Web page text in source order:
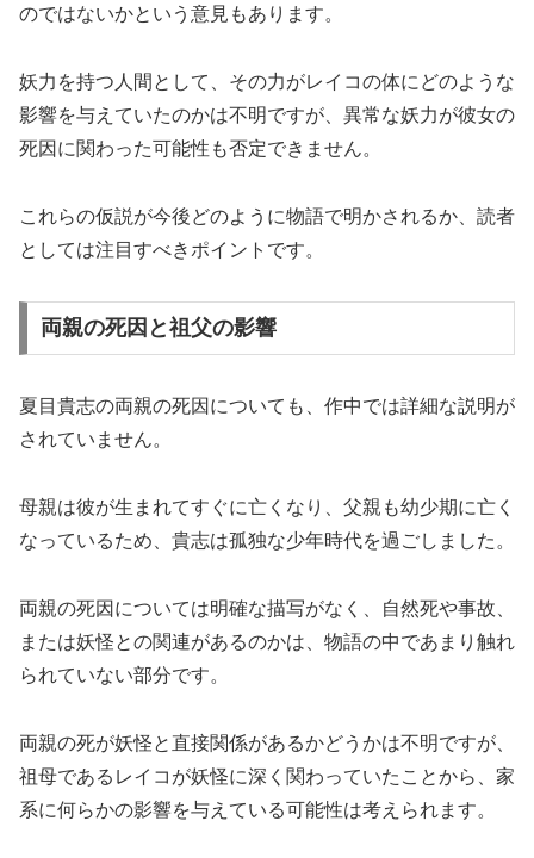
のではないかという意見もあります。
妖力を持つ人間として、その力がレイコの体にどのような
影響を与えていたのかは不明ですが、異常な妖力が彼女の
死因に関わった可能性も否定できません。
これらの仮説が今後どのように物語で明かされるか、読者
としては注目すべきポイントです。
両親の死因と祖父の影響
夏目貴志の両親の死因についても、作中では詳細な説明が
されていません。
母親は彼が生まれてすぐに亡くなり、父親も幼少期に亡く
なっているため、貴志は孤独な少年時代を過ごしました。
両親の死因については明確な描写がなく、自然死や事故、
または妖怪との関連があるのかは、物語の中であまり触れ
られていない部分です。
両親の死が妖怪と直接関係があるかどうかは不明ですが、
祖母であるレイコが妖怪に深く関わっていたことから、家
系に何らかの影響を与えている可能性は考えられます。